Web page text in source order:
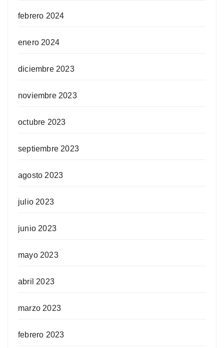
febrero 2024
enero 2024
diciembre 2023
noviembre 2023
octubre 2023
septiembre 2023
agosto 2023
julio 2023
junio 2023
mayo 2023
abril 2023
marzo 2023
febrero 2023